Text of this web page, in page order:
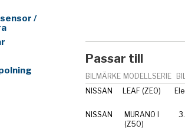
/
Passar till
BILMÄRKE MODELLSERIE
NISSAN
LEAF (ZE0)
NISSAN
MURANO I
(Z50)